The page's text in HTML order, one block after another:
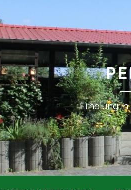
Erholung